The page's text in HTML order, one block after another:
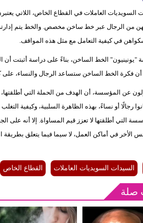
السويديات العاملات في القطاع الخاص، اللاتي
من الرجال عبر خط ساخن مخصص. والخط يتم
في كيفية التعامل مع مثل هذه المواقف.
الخط الساخن، بناءً على دراسة أثبتت أن
فكرة الخط الساخن ستساعد الرجال والنساء، على
عن المؤسسة، أن الهدف من الحملة التي
رجالًا أو نساءً، بهذه الظاهرة السلبية، وكيفية
التي أطلقتها لا تعزز قيم المساواة. إلا أنه على
الأخر في أماكن العمل، لا سيما فيما يتعلق بطريقة
السيدات السويديات العاملات القطاع الخاص
صلة